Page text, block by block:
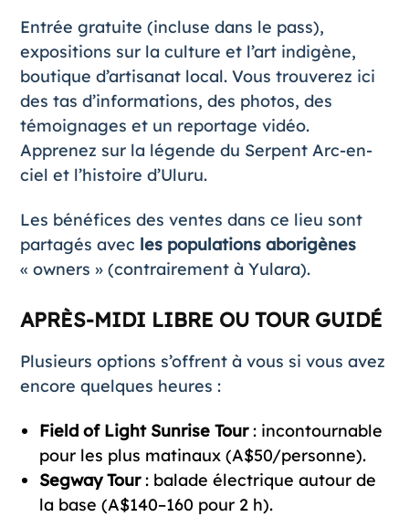
Entrée gratuite (incluse dans le pass),
expositions sur la culture et l’art indigène,
boutique d’artisanat local. Vous trouverez ici
des tas d’informations, des photos, des
témoignages et un reportage vidéo.
Apprenez sur la légende du Serpent Arc-en-
ciel et l’histoire d’Uluru.
Les bénéfices des ventes dans ce lieu sont
partagés avec les populations aborigènes
« owners » (contrairement à Yulara).
APRÈS-MIDI LIBRE OU TOUR GUIDÉ
Plusieurs options s’offrent à vous si vous avez
encore quelques heures :
Field of Light Sunrise Tour: incontournable
pour les plus matinaux (A$50/personne).
Segway Tour: balade électrique autour de
la base (A$140–160 pour 2 h).